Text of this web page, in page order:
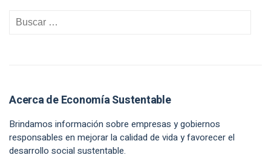
Acerca de Economía Sustentable
Brindamos información sobre empresas y gobiernos
responsables en mejorar la calidad de vida y favorecer el
desarrollo social sustentable.